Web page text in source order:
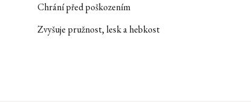
Chrání před poškozením
Zvyšuje pružnost, lesk a hebkost